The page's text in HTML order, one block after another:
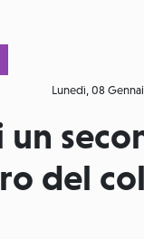
Lunedì, 08
un
del